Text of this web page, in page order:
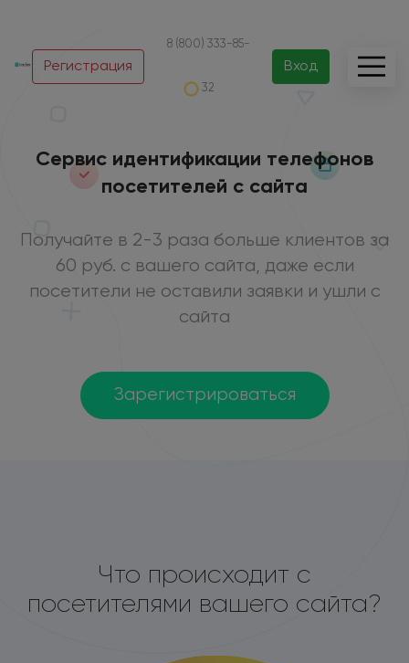
Регистрация
8 (800) 333-85-
32
Вход
Сервис идентификации телефонов
посетителей с сайта
Получайте в 2-3 раза больше клиентов за
60 руб. с вашего сайта, даже если
посетители не оставили заявки и ушли с
сайта
Зарегистрироваться
Что происходит с
посетителями вашего сайта?